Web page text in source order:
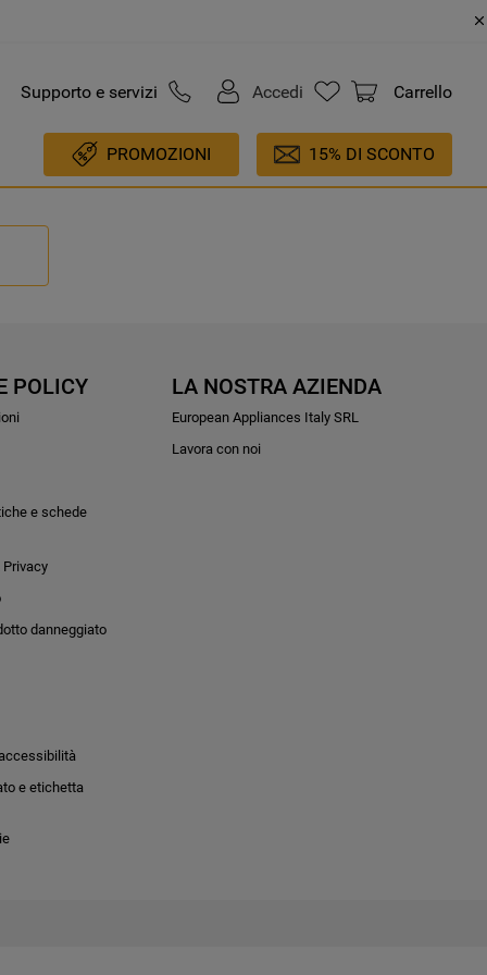
Supporto e servizi Accedi Carrello
PROMOZIONI 15% DI SCONTO
POLICY
e schede
danneggiato
e etichetta
LA NOSTRA AZIENDA
European Appliances Italy SRL
Lavora con noi